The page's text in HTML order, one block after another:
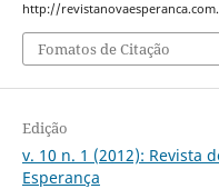
http://
Fomatos de Citação
Edição
v. 10 n. 1 (2012): Revista
Esperança